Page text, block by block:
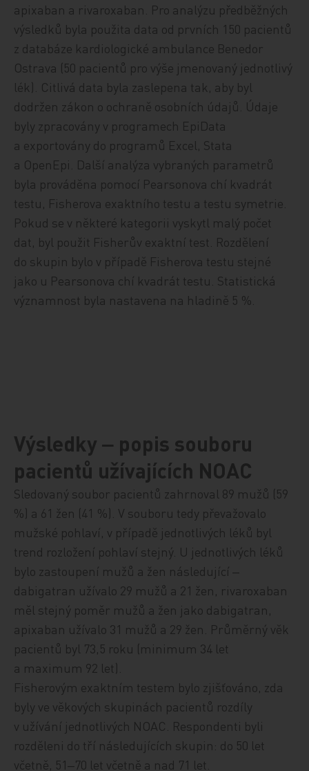
apixaban a rivaroxaban. Pro analýzu předběžných
výsledků byla použita data od prvních 150 pacientů
z databáze kardiologické ambulance Benedor
Ostrava (50 pacientů pro výše jmenovaný jednotlivý
lék). Citlivá data byla zaslepena tak, aby byl
dodržen zákon o ochraně osobních údajů. Údaje
byly zpracovány v programech EpiData
a exportovány do programů Excel, Stata
a OpenEpi. Další analýza vybraných parametrů
byla prováděna pomocí Pearsonova chí kvadrát
testu, Fisherova exaktního testu a testu symetrie.
Pokud se v některé kategorii vyskytl malý počet
dat, byl použit Fisherův exaktní test. Rozdělení
do skupin bylo v případě Fisherova testu stejné
jako u Pearsonova chí kvadrát testu. Statistická
významnost byla nastavena na hladině 5 %.
Výsledky ‒ popis souboru
pacientů užívajících NOAC
Sledovaný soubor pacientů zahrnoval 89 mužů (59
%) a 61 žen (41 %). V souboru tedy převažovalo
mužské pohlaví, v případě jednotlivých léků byl
trend rozložení pohlaví stejný. U jednotlivých léků
bylo zastoupení mužů a žen následující ‒
dabigatran užívalo 29 mužů a 21 žen, rivaroxaban
měl stejný poměr mužů a žen jako dabigatran,
apixaban užívalo 31 mužů a 29 žen. Průměrný věk
pacientů byl 73,5 roku (minimum 34 let
a maximum 92 let).
Fisherovým exaktním testem bylo zjišťováno, zda
byly ve věkových skupinách pacientů rozdíly
v užívání jednotlivých NOAC. Respondenti byli
rozděleni do tří následujících skupin: do 50 let
včetně, 51‒70 let včetně a nad 71 let.